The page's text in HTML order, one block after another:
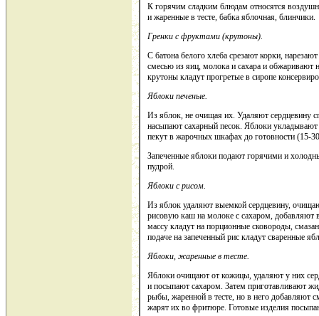
К горячим сладким блюдам относятся
и жаренные в тесте, бабка яблочная, блинчики.
Гренки с фруктами (крутоны).
С батона белого хлеба срезают корки,
смесью из яиц, молока и сахара и обжаривают
крутоны кладут прогретые в сиропе
Яблоки печеные.
Из яблок, не очищая их. Удаляют сердцевину
насыпают сахарный песок. Яблоки
пекут в жарочных шкафах до готовности (15-
Запеченные яблоки подают горячими и
пудрой.
Яблоки с рисом.
Из яблок удаляют выемкой сердцевину,
рисовую каш на молоке с сахаром, добавляют
массу кладут на порционные сковороды,
подаче на запеченный рис кладут сваренные
Яблоки, жаренные в тесте.
Яблоки очищают от кожицы, удаляют у них
и посыпают сахаром. Затем приготавливают
рыбы, жаренной в тесте, но в него добавляют
жарят их во фритюре. Готовые изделия